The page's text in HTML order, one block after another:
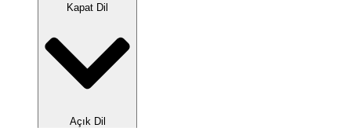
Kapat Dil
Açık Dil